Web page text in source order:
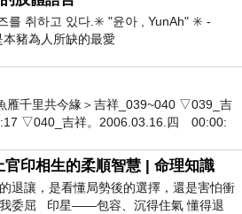
荒野饗宴。
를 취하고 있다.✳️ "윤아 , YunAh" ✳️ -
豬為人所缺的最愛
雁千里共今緣＞吉祥_039~040 ▽039_吉
▽040_吉祥。2006.03.16.四 00:00:
官印相生的柔順智慧 | 命理知識
退讓，是看懂局勢後的選擇，還是害怕衝
委屈 印星——包容、沉得住氣 懂得退